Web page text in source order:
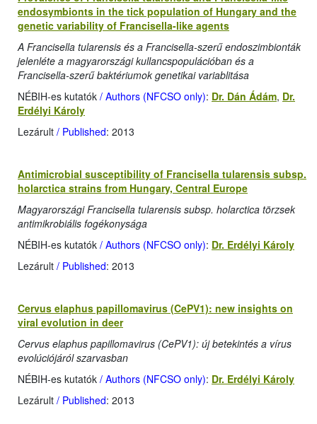
endosymbionts in the tick population of Hungary and the
genetic variability of Francisella-like agents
A Francisella tularensis és a Francisella-szerű endoszimbionták
jelenléte a magyarországi kullancspopulációban és a
Francisella-szerű baktériumok genetikai variablitása
NÉBIH-es kutatók / Authors (NFCSO only): Dr. Dán Ádám, Dr.
Erdélyi Károly
Lezárult / Published: 2013
Antimicrobial susceptibility of Francisella tularensis subsp.
holarctica strains from Hungary, Central Europe
Magyarországi Francisella tularensis subsp. holarctica törzsek
antimikrobiális fogékonysága
NÉBIH-es kutatók / Authors (NFCSO only): Dr. Erdélyi Károly
Lezárult / Published: 2013
Cervus elaphus papillomavirus (CePV1): new insights on
viral evolution in deer
Cervus elaphus papillomavirus (CePV1): új betekintés a vírus
evolúciójáról szarvasban
NÉBIH-es kutatók / Authors (NFCSO only): Dr. Erdélyi Károly
Lezárult / Published: 2013